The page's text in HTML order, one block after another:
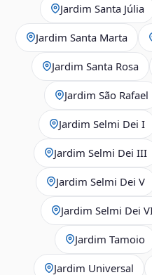
Jardim Santa Júlia
Jardim Santa Marta
Jardim Santa Rosa
Jardim São Rafael
Jardim Selmi Dei I
Jardim Selmi Dei III
Jardim Selmi Dei V
Jardim Selmi Dei
Jardim Tamoio
Jardim Universal